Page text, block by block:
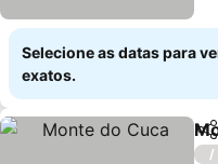
Selecione as datas para
exatos.
/